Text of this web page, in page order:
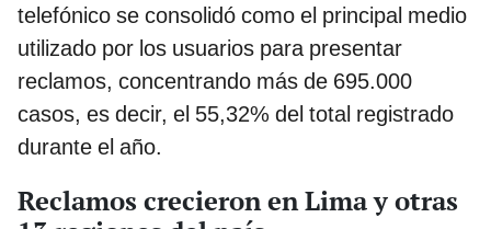
telefónico se consolidó como el principal medio
utilizado por los usuarios para presentar
reclamos, concentrando más de 695.000
casos, es decir, el 55,32% del total registrado
durante el año.
Reclamos crecieron en Lima y otras